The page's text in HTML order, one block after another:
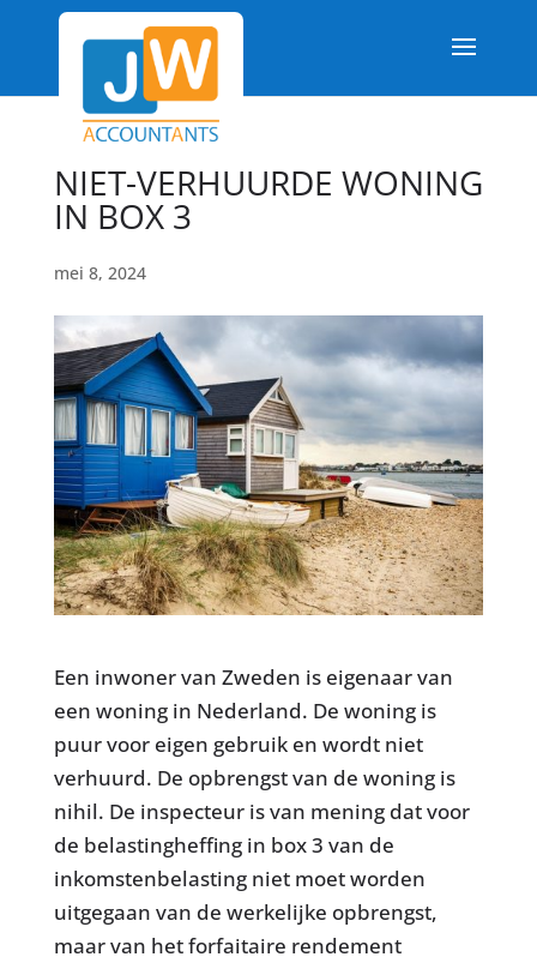
NIET-VERHUURDE WONING
IN BOX 3
mei 8, 2024
Een inwoner van Zweden is eigenaar van
een woning in Nederland. De woning is
puur voor eigen gebruik en wordt niet
verhuurd. De opbrengst van de woning is
nihil. De inspecteur is van mening dat voor
de belastingheffing in box 3 van de
inkomstenbelasting niet moet worden
uitgegaan van de werkelijke opbrengst,
maar van het forfaitaire rendement